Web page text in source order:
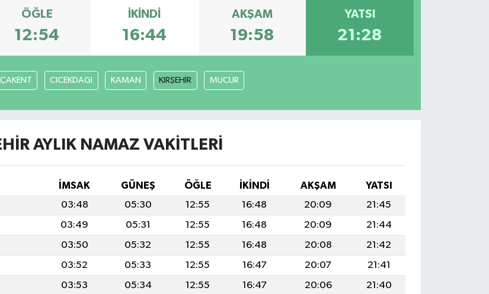
ÖĞLE
12:54
İKINDI
16:44
AKŞAM
19:58
YATSI
21:28
CICEKDAGI KAMAN KIRŞEHİR MUCUR
AYLIK NAMAZ VAKITLERI
İMSAK GÜNEŞ ÖĞLE İKINDI AKŞAM
YATSI
03:48 05:30 12:55 16:48 20:09
21:45
03:49 05:31 12:55 16:48 20:09
21:44
03:50 05:32 12:55 16:48 20:08
21:42
03:52 05:33 12:55 16:47 20:07
21:41
03:53 05:34 12:55 16:47 20:06
21:40